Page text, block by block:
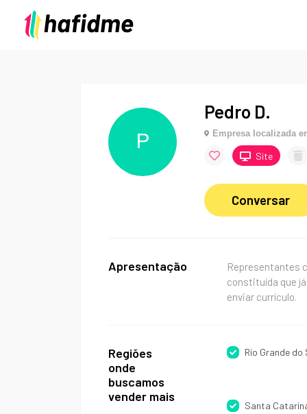
P
Pedro D.
Empresa localizada
Site
Conversar
Apresentação
Representantes
constituída que
enviar currículo.
Regiões
onde
buscamos
vender mais
Rio Grande do
Santa